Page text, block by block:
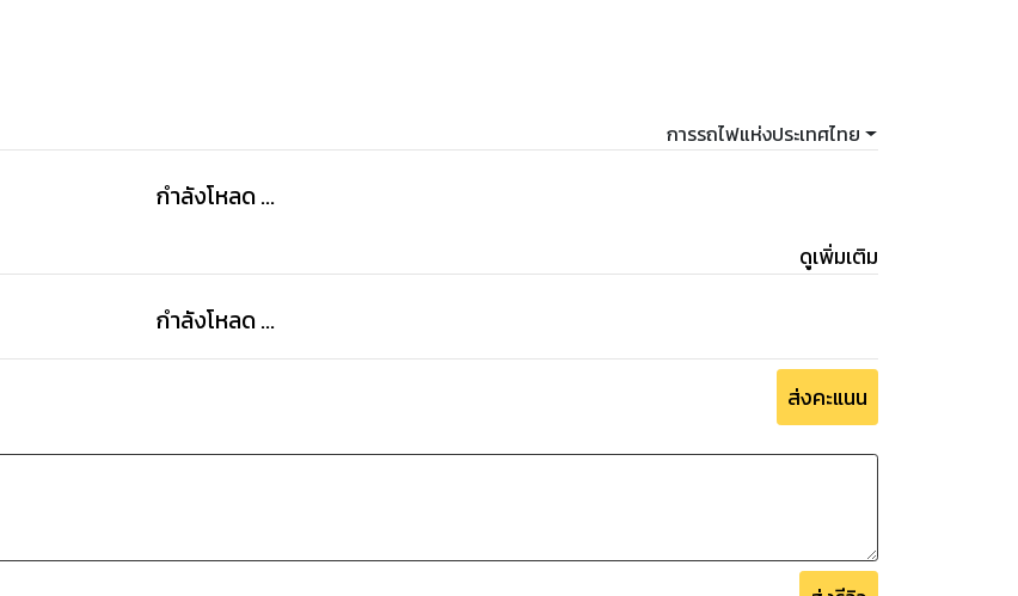
การรถไฟแห่งประเทศไทย
กำลังโหลด ...
ดูเพิ่มเติม
กำลังโหลด ...
ส่งคะแนน